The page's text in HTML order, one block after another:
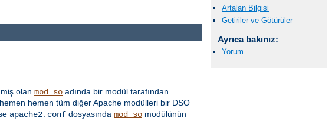
Artalan Bilgisi
Getiriler ve Götürüler
Ayrıca bakınız:
Yorum
olan mod_so adında bir modül tarafından
hemen tüm diğer Apache modülleri bir DSO
apache2.conf dosyasında mod_so modülünün